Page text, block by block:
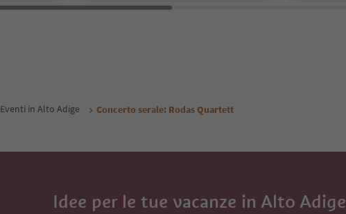
Eventi in Alto Adige Concerto serale: Rodas Quartett
Idee per le tue vacanze in Alto Adige